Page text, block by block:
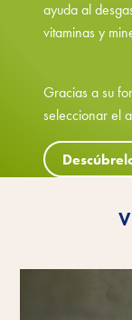
ayuda al
vitaminas y
Gracias a su
seleccionar el